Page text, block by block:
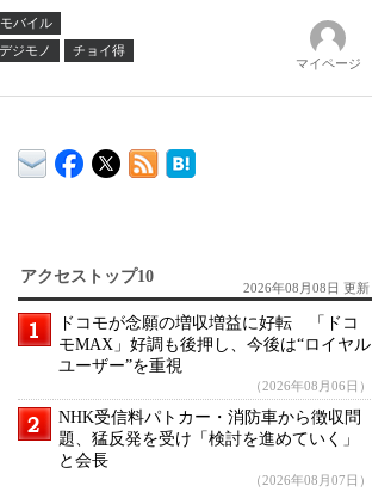
バイル
デジモノ
チョイ得
マイページ
アクセストップ10
2026年08月08日 更新
ドコモが念願の増収増益に好転 「ドコ
モMAX」好調も後押し、今後は“ロイヤル
ユーザー”を重視
（2026年08月06日）
NHK受信料パトカー・消防車から徴収問
題、猛反発を受け「検討を進めていく」
と会長
（2026年08月07日）